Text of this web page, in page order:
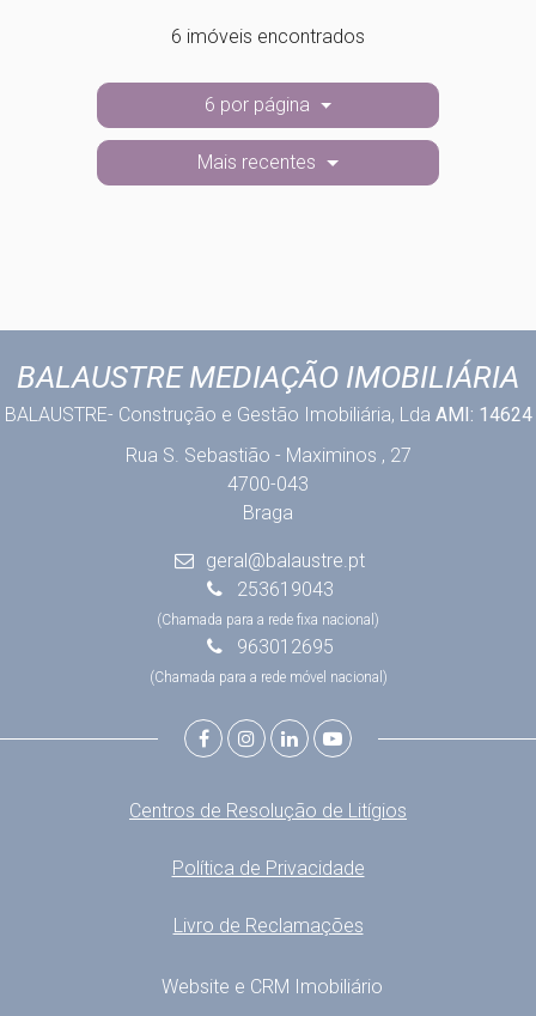
6 imóveis encontrados
6 por página
Mais recentes
BALAUSTRE MEDIAÇÃO IMOBILIÁRIA
BALAUSTRE- Construção e Gestão Imobiliária, Lda AMI: 14624
Rua S. Sebastião - Maximinos , 27
4700-043
Braga
geral@balaustre.pt
253619043
(Chamada para a rede fixa nacional)
963012695
(Chamada para a rede móvel nacional)
Centros de Resolução de Litígios
Política de Privacidade
Livro de Reclamações
Website e CRM Imobiliário